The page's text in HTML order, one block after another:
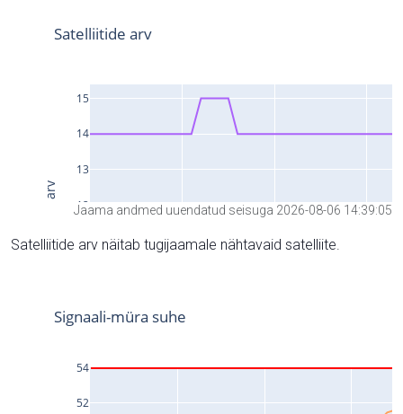
Jaama andmed uuendatud seisuga 2026-08-06 14:39:05
Satelliitide arv näitab tugijaamale nähtavaid satelliite.